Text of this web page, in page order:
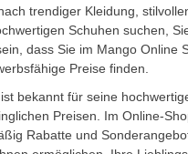
trendiger Kleidung,
Schuhen suchen,
dass Sie im Mango Online
Preise finden.
bekannt für seine
Preisen. Im Online-
Rabatte und